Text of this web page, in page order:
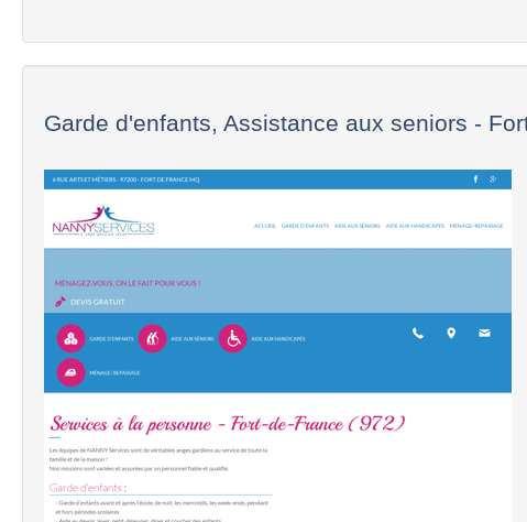
Garde d'enfants, Assistance aux seniors -